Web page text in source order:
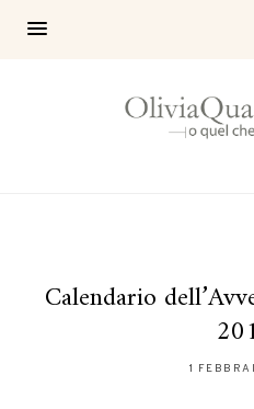
Calendario
1